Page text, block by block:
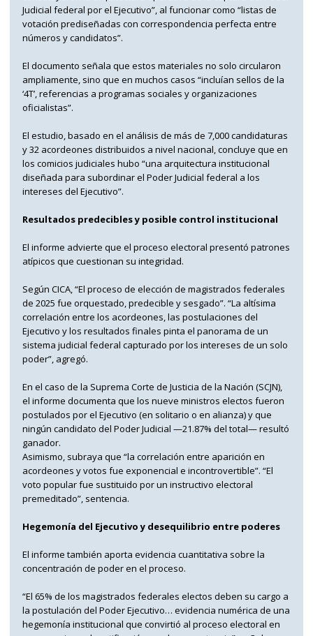
Judicial federal por el Ejecutivo”, al funcionar como “listas de
votación prediseñadas con correspondencia perfecta entre
números y candidatos”.
El documento señala que estos materiales no solo circularon
ampliamente, sino que en muchos casos “incluían sellos de la
‘4T’, referencias a programas sociales y organizaciones
oficialistas”.
El estudio, basado en el análisis de más de 7,000 candidaturas
y 32 acordeones distribuidos a nivel nacional, concluye que en
los comicios judiciales hubo “una arquitectura institucional
diseñada para subordinar el Poder Judicial federal a los
intereses del Ejecutivo”.
Resultados predecibles y posible control institucional
El informe advierte que el proceso electoral presentó patrones
atípicos que cuestionan su integridad.
Según CICA, “El proceso de elección de magistrados federales
de 2025 fue orquestado, predecible y sesgado”. “La altísima
correlación entre los acordeones, las postulaciones del
Ejecutivo y los resultados finales pinta el panorama de un
sistema judicial federal capturado por los intereses de un solo
poder”, agregó.
En el caso de la Suprema Corte de Justicia de la Nación (SCJN),
el informe documenta que los nueve ministros electos fueron
postulados por el Ejecutivo (en solitario o en alianza) y que
ningún candidato del Poder Judicial —21.87% del total— resultó
ganador.
Asimismo, subraya que “la correlación entre aparición en
acordeones y votos fue exponencial e incontrovertible”. “El
voto popular fue sustituido por un instructivo electoral
premeditado”, sentencia.
Hegemonía del Ejecutivo y desequilibrio entre poderes
El informe también aporta evidencia cuantitativa sobre la
concentración de poder en el proceso.
“El 65% de los magistrados federales electos deben su cargo a
la postulación del Poder Ejecutivo… evidencia numérica de una
hegemonía institucional que convirtió al proceso electoral en